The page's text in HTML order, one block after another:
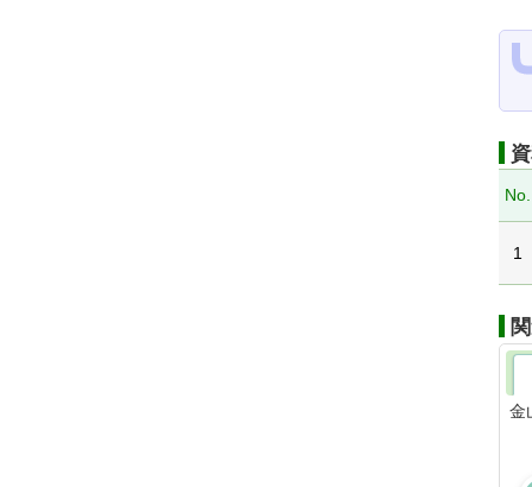
No.
1
金